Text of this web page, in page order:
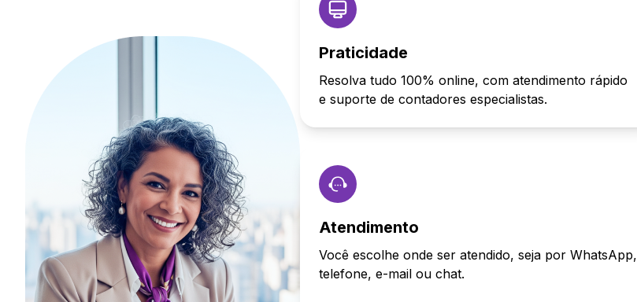
Praticidade
Resolva tudo 100% online, com atendimento rápido
e suporte de contadores especialistas.
Atendimento
Você escolhe onde ser atendido, seja por WhatsApp,
telefone, e-mail ou chat.